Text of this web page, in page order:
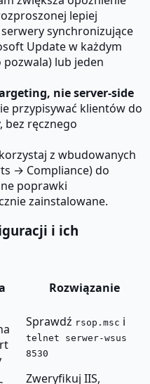
lepiej
synchronizujące
Update w każdym
pozwala) lub jeden
nie server-side
przypisywać klientów do
bez ręcznego
z wbudowanych
→ Compliance) do
poprawki
zainstalowane.
i ich
Rozwiązanie
Sprawdź rsop.msc i
telnet serwer-wsus
8530
Zweryfikuj IIS,